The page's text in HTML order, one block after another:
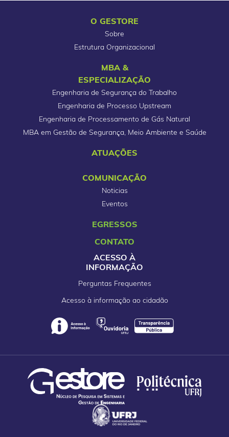
O GESTORE
Sobre
Estrutura Organizacional
MBA &
ESPECIALIZAÇÃO
Engenharia de Segurança do Trabalho
Engenharia de Processo Upstream
Engenharia de Processamento de Gás Natural
MBA em Gestão de Segurança, Meio Ambiente e Saúde
ATUAÇÕES
COMUNICAÇÃO
Noticias
Eventos
EGRESSOS
CONTATO
ACESSO À
INFORMAÇÃO
Perguntas Frequentes
Acesso à informação ao cidadão